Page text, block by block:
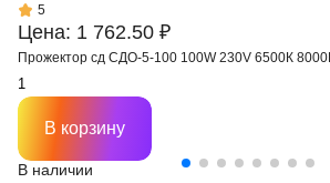
Цена: 1 762.50 ₽
5
Прожектор сд СДО-5-100 100W 230V 6500К
В наличии
В корзину